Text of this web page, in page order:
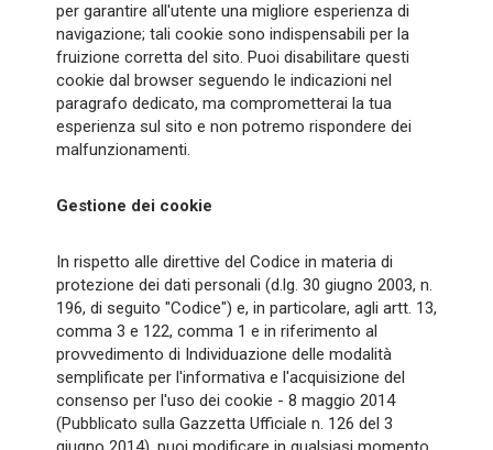
per garantire all'utente una migliore esperienza di
navigazione; tali cookie sono indispensabili per la
fruizione corretta del sito. Puoi disabilitare questi
cookie dal browser seguendo le indicazioni nel
paragrafo dedicato, ma comprometterai la tua
esperienza sul sito e non potremo rispondere dei
malfunzionamenti.
Gestione dei cookie
In rispetto alle direttive del Codice in materia di
protezione dei dati personali (d.lg. 30 giugno 2003, n.
196, di seguito "Codice") e, in particolare, agli artt. 13,
comma 3 e 122, comma 1 e in riferimento al
provvedimento di Individuazione delle modalità
semplificate per l'informativa e l'acquisizione del
consenso per l'uso dei cookie - 8 maggio 2014
(Pubblicato sulla Gazzetta Ufficiale n. 126 del 3